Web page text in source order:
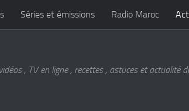
Séries et émissions Radio Maroc
, TV en ligne , recettes , astuces et actualité